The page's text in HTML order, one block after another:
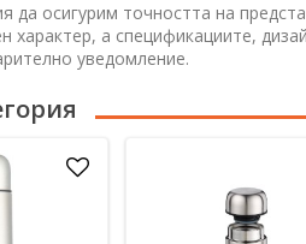
да осигурим точността на
характер, а спецификациите,
уведомление.